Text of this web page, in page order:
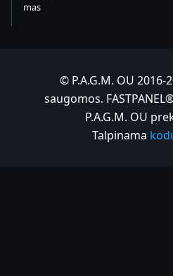
mas
© P.A.G.M. OU 2016-
saugomos.
P.A.G.M. OU
Talpinama